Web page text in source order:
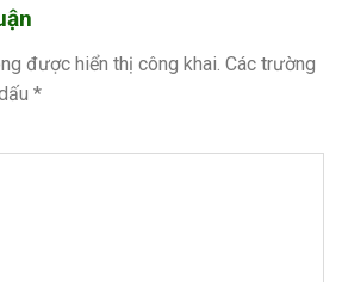
được hiển thị công khai. Các trường
*